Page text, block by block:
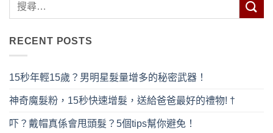
RECENT POSTS
15秒年輕15歲？男明星髮量增多的秘密武器！
神奇魔髮粉，15秒快速增髮，送給爸爸最好的禮物! †
吓？戴帽真係會甩頭髮？5個tips幫你避免！